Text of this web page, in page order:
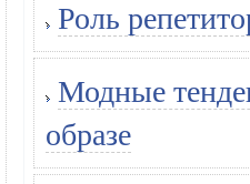
Роль
Модные
образе